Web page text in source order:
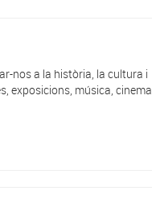
nos a la història, la cultura i
exposicions, música, cinema